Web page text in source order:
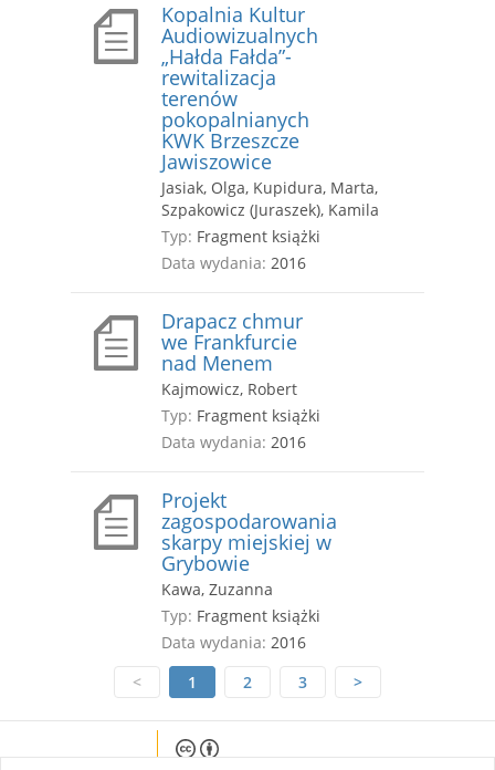
Kopalnia Kultur
Audiowizualnych
„Hałda Fałda”-
rewitalizacja
terenów
pokopalnianych
KWK Brzeszcze
Jawiszowice
Jasiak, Olga, Kupidura, Marta,
Szpakowicz (Juraszek), Kamila
Typ: Fragment książki
Data wydania: 2016
Drapacz chmur
we Frankfurcie
nad Menem
Kajmowicz, Robert
Typ: Fragment książki
Data wydania: 2016
Projekt
zagospodarowania
skarpy miejskiej w
Grybowie
Kawa, Zuzanna
Typ: Fragment książki
Data wydania: 2016
<
1 2 3 >